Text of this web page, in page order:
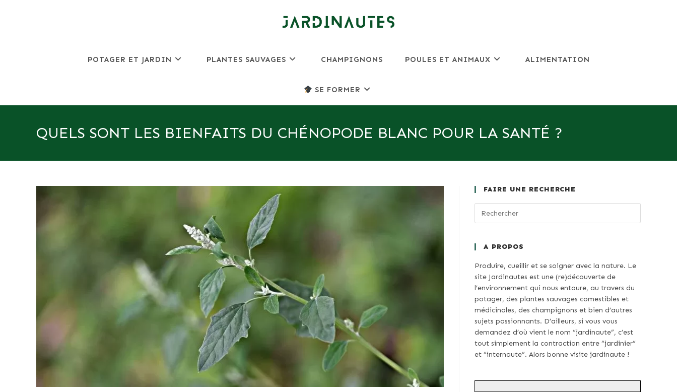
POTAGER ET JARDIN PLANTES SAUVAGES CHAMPIGNONS POULES ET ANIMAUX ALIMENTATION
SE FORMER
QUELS SONT LES BIENFAITS DU CHÉNOPODE BLANC POUR LA SANTÉ ?
FAIRE UNE RECHERCHE
A PROPOS
Produire, cueillir et se soigner avec la nature. Le
site Jardinautes est une (re)découverte de
l’environnement qui nous entoure, au travers du
potager, des plantes sauvages comestibles et
médicinales, des champignons et bien d’autres
sujets passionnants. D’ailleurs, si vous vous
demandez d’où vient le nom “jardinaute”, c’est
tout simplement la contraction entre “jardinier”
et “internaute”. Alors bonne visite jardinaute !